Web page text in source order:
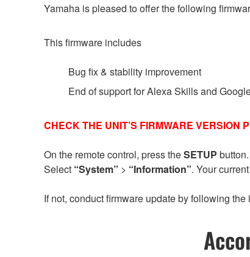
Yamaha is pleased to offer the following
This firmware includes
Bug fix & stability improvement
End of support for Alexa Skills and
CHECK THE UNIT’S FIRMWARE VERSION
On the remote control, press theSETUP button.
Select “System” > “Information”. Your
If not, conduct firmware update by following the